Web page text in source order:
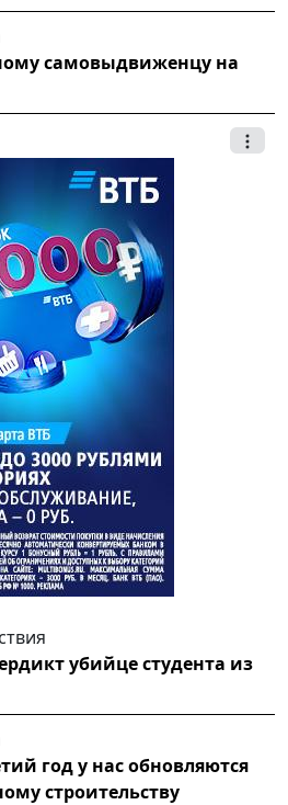
самовыдвиженцу на
убийце студента из
год у нас обновляются
строительству